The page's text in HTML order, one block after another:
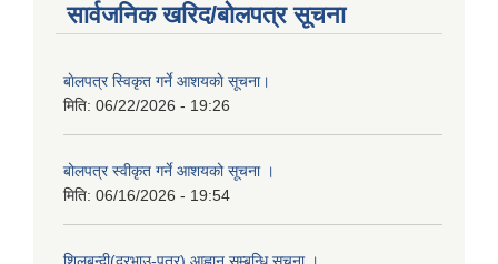
सार्वजनिक खरिद/बोलपत्र सूचना
बाेलपत्र स्विकृत गर्ने आशयकाे सूचना।
मिति: 06/22/2026 - 19:26
बोलपत्र स्वीकृत गर्ने आशयको सूचना ।
मिति: 06/16/2026 - 19:54